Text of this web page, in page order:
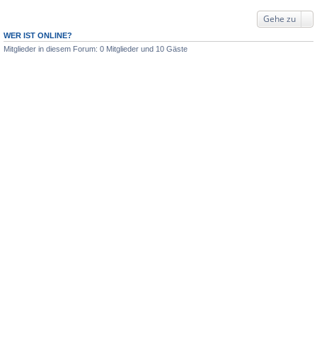
Gehe zu
WER IST ONLINE?
Mitglieder in diesem Forum: 0 Mitglieder und 10 Gäste